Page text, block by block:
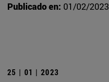
Publicado en: 01/02/2023
25 | 01 | 2023